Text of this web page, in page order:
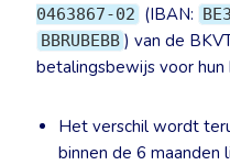
0463867-02 (IBAN:
BBRUBEBB ) van de
betalingsbewijs voor hun
Het verschil wordt
binnen de 6 maanden